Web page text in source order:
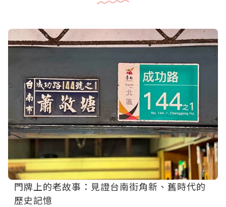
門牌上的老故事：見證台南街角新、舊時代的
歷史記憶